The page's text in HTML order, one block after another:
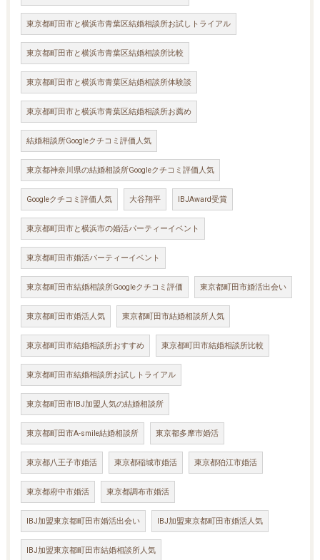
東京都町田市と横浜市青葉区結婚相談所お試しトライアル
東京都町田市と横浜市青葉区結婚相談所比較
東京都町田市と横浜市青葉区結婚相談所体験談
東京都町田市と横浜市青葉区結婚相談所お薦め
結婚相談所Googleクチコミ評価人気
東京都神奈川県の結婚相談所Googleクチコミ評価人気
Googleクチコミ評価人気 大谷翔平 IBJAward受賞
東京都町田市と横浜市の婚活パーティーイベント
東京都町田市婚活パーティーイベント
東京都町田市結婚相談所Googleクチコミ評価 東京都町田市婚活出会い
東京都町田市婚活人気 東京都町田市結婚相談所人気
東京都町田市結婚相談所おすすめ 東京都町田市結婚相談所比較
東京都町田市結婚相談所お試しトライアル
東京都町田市IBJ加盟人気の結婚相談所
東京都町田市A-smile結婚相談所 東京都多摩市婚活
東京都八王子市婚活 東京都稲城市婚活 東京都狛江市婚活
東京都府中市婚活 東京都調布市婚活
IBJ加盟東京都町田市婚活出会い IBJ加盟東京都町田市婚活人気
IBJ加盟東京都町田市結婚相談所人気